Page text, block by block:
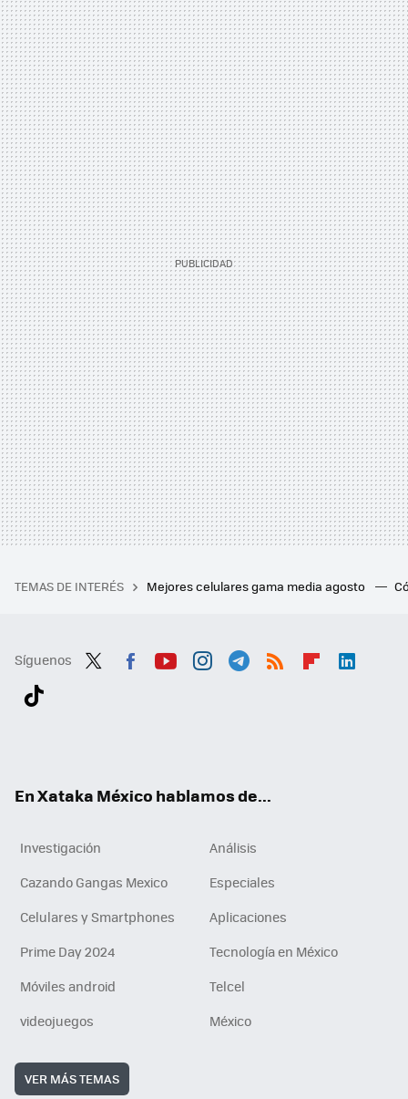
TEMAS DE INTERÉS Mejores celulares gama media agosto
Síguenos
En Xataka México hablamos de...
Investigación
Análisis
Cazando Gangas Mexico
Especiales
Celulares y Smartphones
Aplicaciones
Prime Day 2024
Tecnología en México
Móviles android
Telcel
videojuegos
México
VER MÁS TEMAS